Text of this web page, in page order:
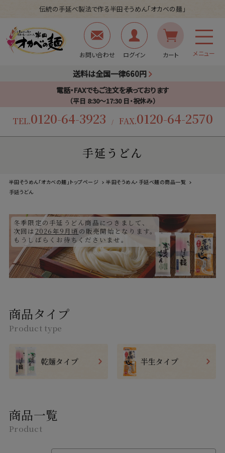
伝統の手延べ製法で作る半田そうめん「オカベの麺」
お問い合わせ ログイン カート メニュー
送料は全国一律660円
電話・FAXでもご注文を承っております
（平日 8:30〜17:30 日・祝休み）
TEL.0120-64-3923 / FAX.0120-64-2570
半田そうめん「オカベの麺」トップページ
半田そうめん・手延べ麺の商品一覧
手延うどん
手延うどん
冬季限定の手延うどん商品につきまして、
次回は 2026年9月頃 の販売開始となります。
もうしばらくお待ちくださいませ。
商品タイプ
Product type
乾麺タイプ 半生タイプ
商品一覧
Product